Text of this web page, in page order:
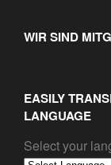
WIR SIND
EASILY
LANGUAGE
Select your